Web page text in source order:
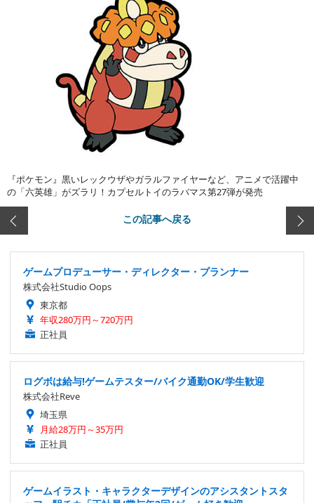
『ポケモン』黒いレックウザやガラルファイヤーなど、アニメで活躍中
の「六英雄」がズラリ！カプセルトイのラバマス第27弾が発売
この記事へ戻る
ゲームプロデューサー・ディレクター・プランナー
株式会社Studio Oops
東京都
年収280万円～720万円
正社員
ログボは給与!ゲームテスター/バイク通勤OK/学生歓迎
株式会社Reve
埼玉県
月給28万円～35万円
正社員
ゲームイラスト・キャラクターデザインのアシスタントスタ